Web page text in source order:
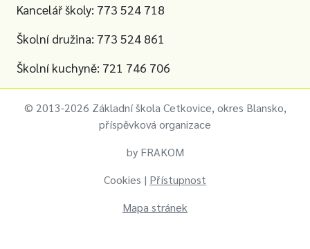
Kancelář školy: 773 524 718
Školní družina: 773 524 861
Školní kuchyně: 721 746 706
© 2013-2026 Základní škola Cetkovice, okres Blansko,
příspěvková organizace
by FRAKOM
Cookies | Přístupnost
Mapa stránek